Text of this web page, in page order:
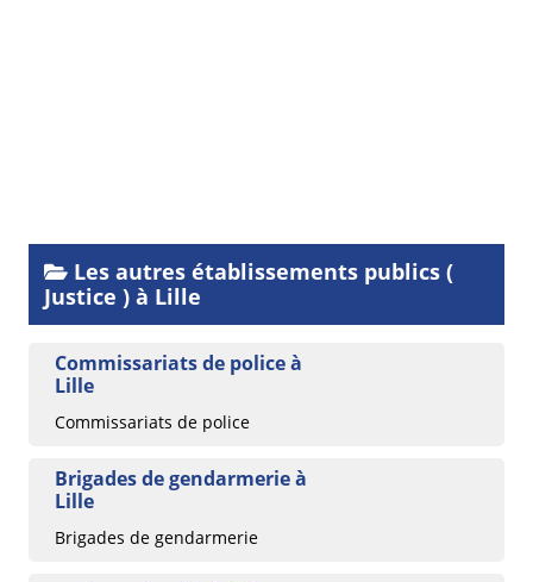
Les autres établissements publics (
Justice ) à Lille
Commissariats de police à
Lille
Commissariats de police
Brigades de gendarmerie à
Lille
Brigades de gendarmerie